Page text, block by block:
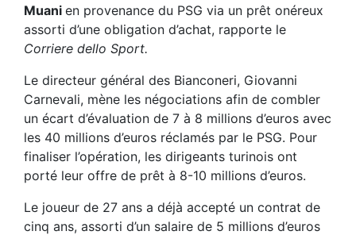
Muani en provenance du PSG via un prêt onéreux
assorti d’une obligation d’achat, rapporte le
Corriere dello Sport.
Le directeur général des Bianconeri, Giovanni
Carnevali, mène les négociations afin de combler
un écart d’évaluation de 7 à 8 millions d’euros avec
les 40 millions d’euros réclamés par le PSG. Pour
finaliser l’opération, les dirigeants turinois ont
porté leur offre de prêt à 8-10 millions d’euros.
Le joueur de 27 ans a déjà accepté un contrat de
cinq ans, assorti d’un salaire de 5 millions d’euros